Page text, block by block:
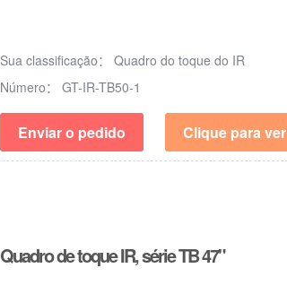
Sua classificação： Quadro do toque do IR
Número： GT-IR-TB50-1
Enviar o pedido Clique para ver
Quadro de toque IR, série TB 47"